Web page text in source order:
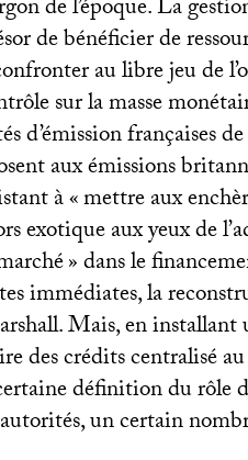
de l’époque. La
de bénéficier de
au libre jeu de
sur la masse
d’émission françaises
aux émissions
à «mettre aux
exotique aux yeux de
» dans le
immédiates, la
Mais, en installant
des crédits centralisé
définition du rôle
un certain